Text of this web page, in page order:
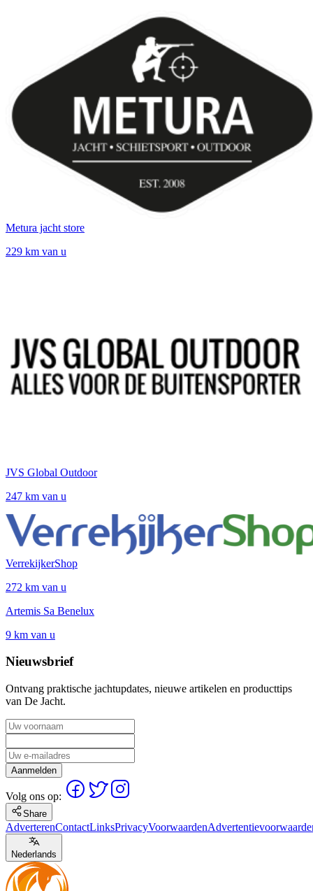
Metura jacht store
229 km van u
JVS Global Outdoor
247 km van u
VerrekijkerShop
272 km van u
Artemis Sa Benelux
9 km van u
Nieuwsbrief
Ontvang praktische jachtupdates, nieuwe artikelen en producttips
van De Jacht.
Aanmelden
Volg ons op:
Share
AdverterenContactLinksPrivacyVoorwaarden
Nederlands